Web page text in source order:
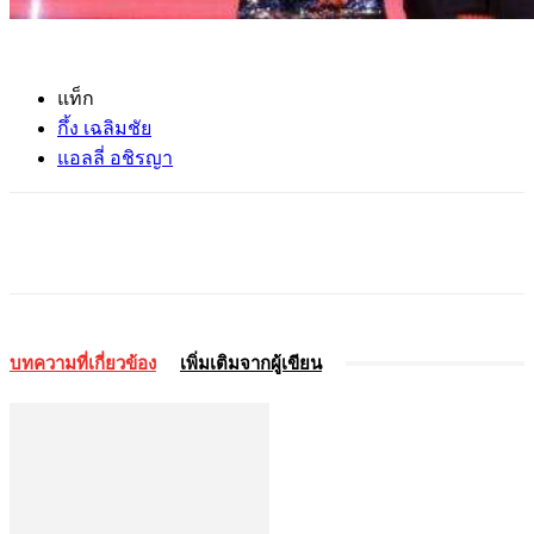
แท็ก
กึ้ง เฉลิมชัย
แอลลี่ อชิรญา
บทความที่เกี่ยวข้อง เพิ่มเติมจากผู้เขียน